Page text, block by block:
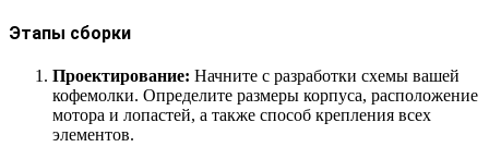
Этапы сборки
Проектирование: Начните с разработки схемы вашей
кофемолки. Определите размеры корпуса, расположение
мотора и лопастей, а также способ крепления всех
элементов.